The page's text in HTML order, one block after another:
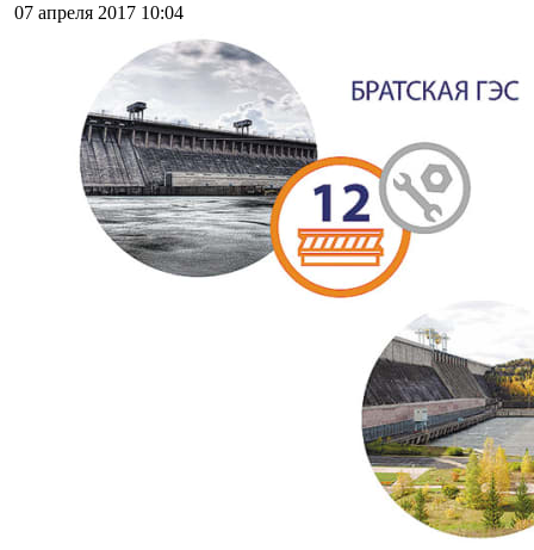
07 апреля 2017 10:04